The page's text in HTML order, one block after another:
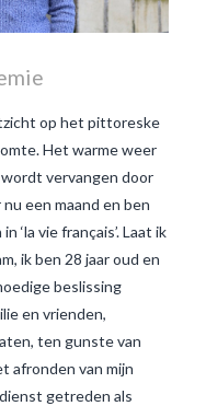
op het pittoreske
Het warme weer
vervangen door
een maand en ben
‘la vie français’. Laat ik
ik ben 28 jaar oud en
beslissing
en vrienden,
ten gunste van
afronden van mijn
getreden als